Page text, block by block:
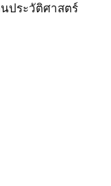
นประวัติศาสตร์